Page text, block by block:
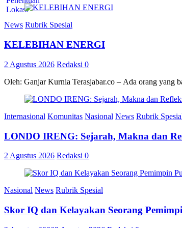
News Rubrik Spesial
KELEBIHAN ENERGI
2 Agustus 2026 Redaksi 0
Oleh: Ganjar Kurnia Terasjabar.co – Ada orang yang
Internasional Komunitas Nasional News Rubrik
LONDO IRENG: Sejarah, Makna dan
2 Agustus 2026 Redaksi 0
Nasional News Rubrik Spesial
Skor IQ dan Kelayakan Seorang